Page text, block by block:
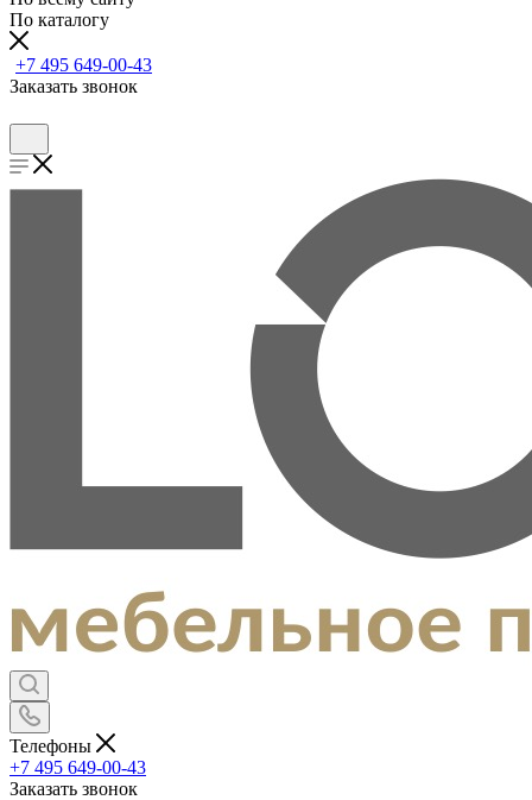
По каталогу
+7 495 649-00-43
Заказать звонок
Телефоны
+7 495 649-00-43
Заказать звонок